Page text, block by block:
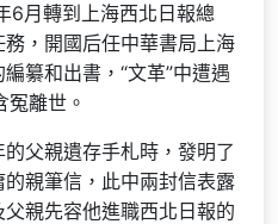
6月轉到上海西北日報總
，開國后任中華書局上海
纂和出書，“文革”中遭遇
冤離世。
父親遺存手札時，發明了
親筆信，此中兩封信表露
親先容他進職西北日報的